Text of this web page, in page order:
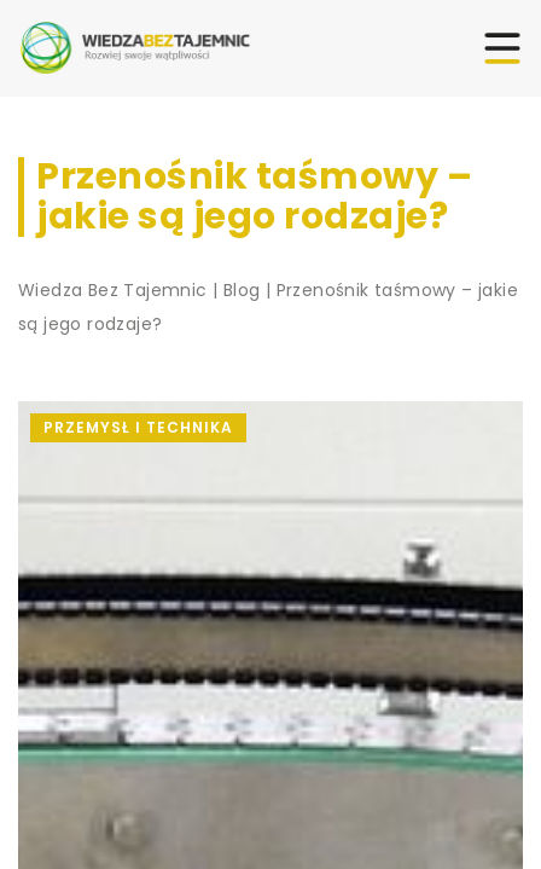
Przenośnik taśmowy –
jakie są jego rodzaje?
Wiedza Bez Tajemnic | Blog | Przenośnik taśmowy – jakie
są jego rodzaje?
PRZEMYSŁ I TECHNIKA